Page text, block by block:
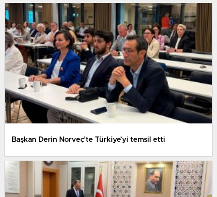
Başkan Derin Norveç’te Türkiye’yi temsil etti